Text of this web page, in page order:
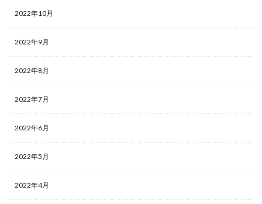
2022年10月
2022年9月
2022年8月
2022年7月
2022年6月
2022年5月
2022年4月